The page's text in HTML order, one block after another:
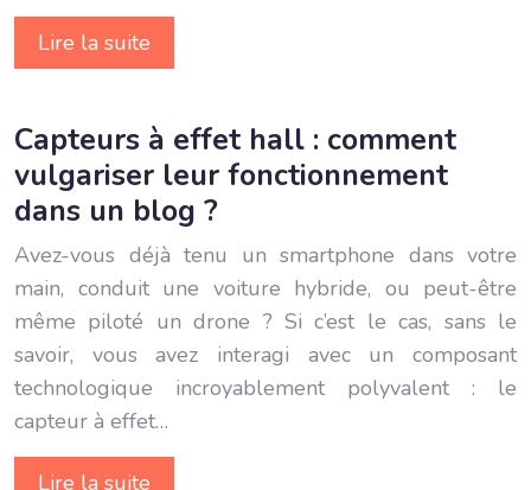
Lire la suite
Capteurs à effet hall : comment
vulgariser leur fonctionnement
dans un blog ?
Avez-vous déjà tenu un smartphone dans votre
main, conduit une voiture hybride, ou peut-être
même piloté un drone ? Si c’est le cas, sans le
savoir, vous avez interagi avec un composant
technologique incroyablement polyvalent : le
capteur à effet…
Lire la suite